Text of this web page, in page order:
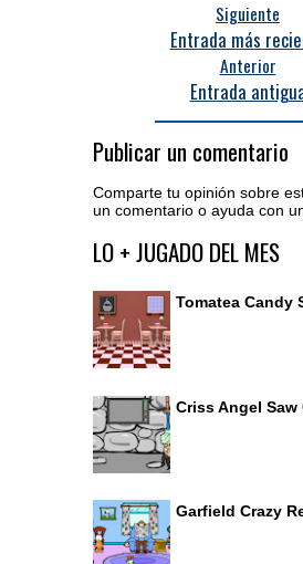
Siguiente
Entrada más
Anterior
Entrada
Publicar un comentario
Comparte tu opinión sobre
un comentario o ayuda con
Acceder al editor de
LO + JUGADO DEL MES
Tomatea Candy
Criss Angel Saw
Garfield Crazy